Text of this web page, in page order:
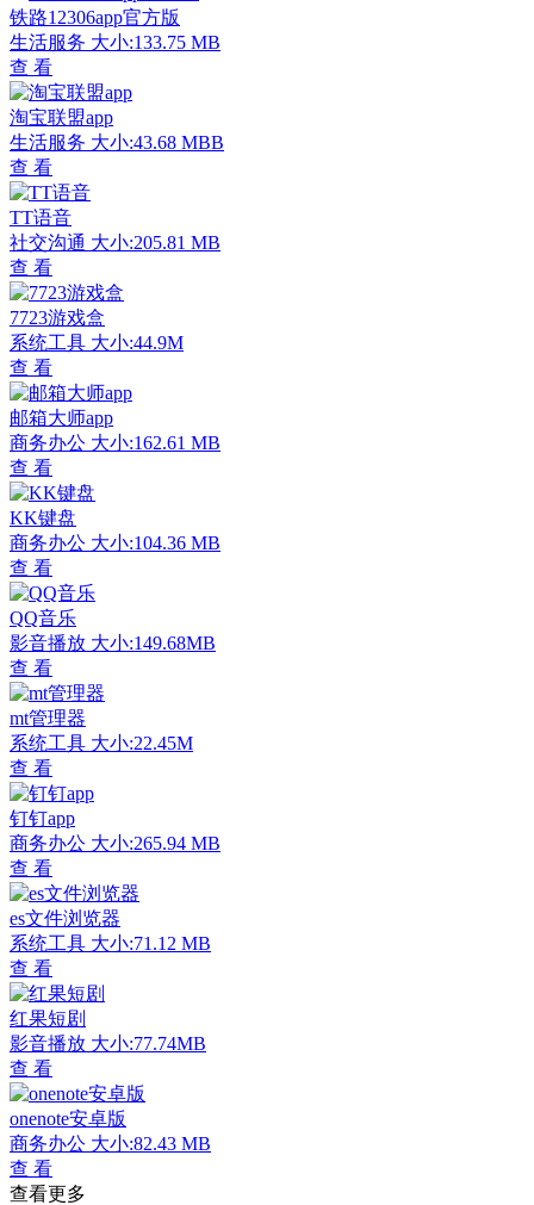
铁路12306app官方版
生活服务 大小:133.75 MB
查 看
淘宝联盟app
生活服务 大小:43.68 MBB
查 看
TT语音
社交沟通 大小:205.81 MB
查 看
7723游戏盒
系统工具 大小:44.9M
查 看
邮箱大师app
商务办公 大小:162.61 MB
查 看
KK键盘
商务办公 大小:104.36 MB
查 看
QQ音乐
影音播放 大小:149.68MB
查 看
mt管理器
系统工具 大小:22.45M
查 看
钉钉app
商务办公 大小:265.94 MB
查 看
es文件浏览器
系统工具 大小:71.12 MB
查 看
红果短剧
影音播放 大小:77.74MB
查 看
onenote安卓版
商务办公 大小:82.43 MB
查 看
查看更多